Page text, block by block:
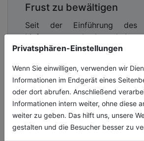
Privatsphären-Einstellungen
Wenn Sie einwilligen, verwenden wir
Informationen im Endgerät eines
oder dort abrufen. Anschließend
Informationen intern weiter, ohne diese
weiter zu geben. Das hilft uns, unsere
gestalten und die Besucher besser zu
Frust zu bewältigen
Seit der Einführung des
Lieferantenwechsels
Bedingungen in der
fehl[...]
10.07.2026, Lesezeit ca. 2 Minuten
energie